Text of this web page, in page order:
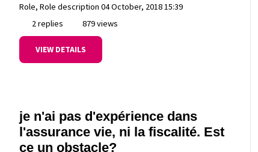
Role, Role description 04 October, 2018 15:39
2 replies
879 views
VIEW DETAILS
je n'ai pas d'expérience dans
l'assurance vie, ni la fiscalité. Est
ce un obstacle?